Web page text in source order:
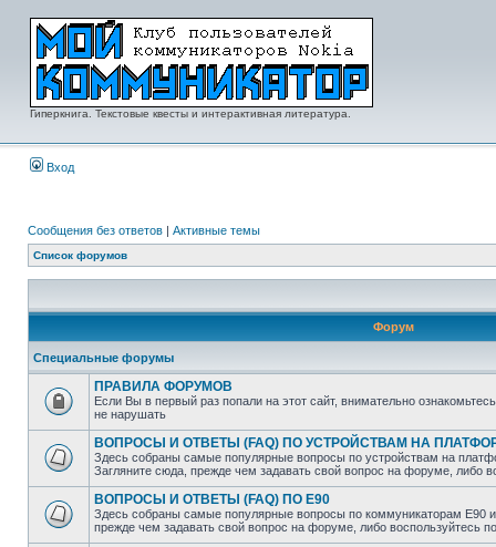
Гиперкнига. Текстовые квесты и интерактивная литература.
Вход
Сообщения без ответов | Активные темы
Список форумов
Форум
Специальные форумы
ПРАВИЛА ФОРУМОВ
Если Вы в первый раз попали на этот сайт, внимательно
не нарушать
ВОПРОСЫ И ОТВЕТЫ (FAQ) ПО УСТРОЙСТВАМ НА
Здесь собраны самые популярные вопросы по устройствам на
Загляните сюда, прежде чем задавать свой вопрос на форуме, либо
ВОПРОСЫ И ОТВЕТЫ (FAQ) ПО E90
Здесь собраны самые популярные вопросы по коммуникаторам E90
прежде чем задавать свой вопрос на форуме, либо воспользуйтесь